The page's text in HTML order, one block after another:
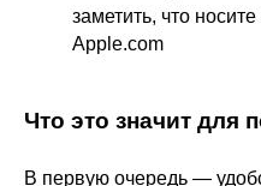
заметить, что
Apple.com
Что это значит для
В первую очередь —